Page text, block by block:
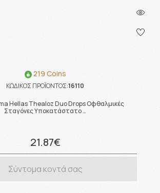
219 Coins
ΚΩΔΙΚΟΣ ΠΡΟΪΟΝΤΟΣ:16110
Hellas Thealoz Duo Drops Οφθαλμικές
Σταγόνες Υποκατάστατο …
21.87€
Σύντομα κοντά σας